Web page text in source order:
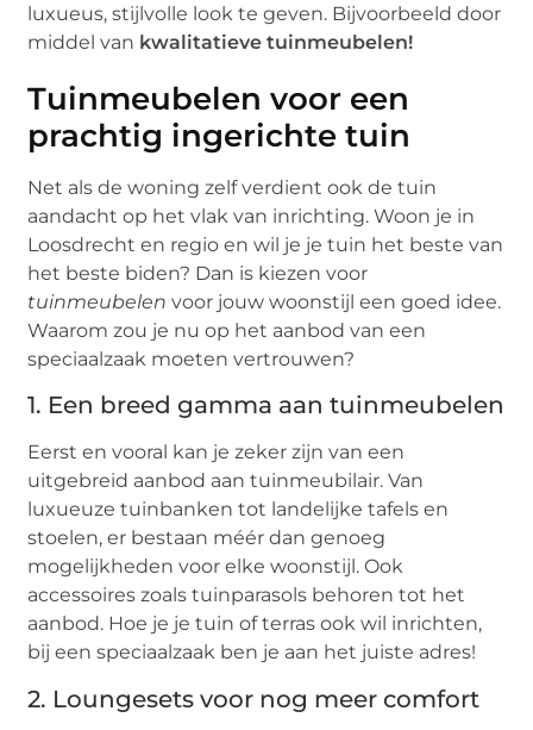
luxueus, stijlvolle look te geven. Bijvoorbeeld door
middel van kwalitatieve tuinmeubelen!
Tuinmeubelen voor een
prachtig ingerichte tuin
Net als de woning zelf verdient ook de tuin
aandacht op het vlak van inrichting. Woon je in
Loosdrecht en regio en wil je je tuin het beste van
het beste biden? Dan is kiezen voor
tuinmeubelen voor jouw woonstijl een goed idee.
Waarom zou je nu op het aanbod van een
speciaalzaak moeten vertrouwen?
1. Een breed gamma aan tuinmeubelen
Eerst en vooral kan je zeker zijn van een
uitgebreid aanbod aan tuinmeubilair. Van
luxueuze tuinbanken tot landelijke tafels en
stoelen, er bestaan méér dan genoeg
mogelijkheden voor elke woonstijl. Ook
accessoires zoals tuinparasols behoren tot het
aanbod. Hoe je je tuin of terras ook wil inrichten,
bij een speciaalzaak ben je aan het juiste adres!
2. Loungesets voor nog meer comfort